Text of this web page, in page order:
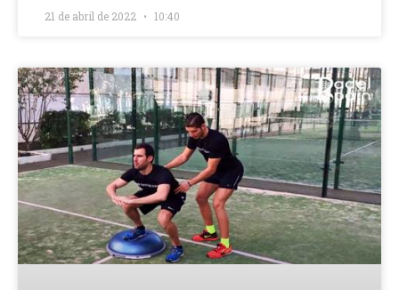
21 de abril de 2022 10:40